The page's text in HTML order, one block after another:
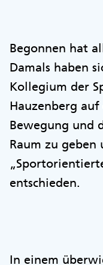
Begonnen hat
Damals haben
Kollegium der
Hauzenberg
Bewegung und
Raum zu geben
entschieden.
In einem